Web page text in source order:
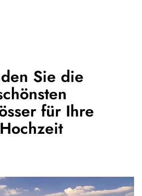
Sie die
für Ihre
Hochzeit